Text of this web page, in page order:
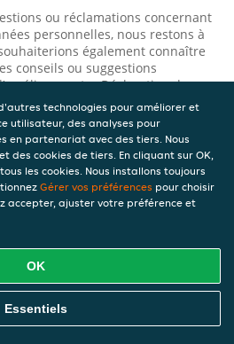
ou réclamations concernant
personnelles, nous restons à
également connaître
conseils ou suggestions
notre Déclaration de
données à caractère personnel
prenons les mesures
vos données à caractère
la perte, l’accès non
ne sont pas correctement
un usage abusif, veuillez
de confidentialité
technologies pour améliorer et
utilisateur, des analyses pour
en partenariat avec des tiers. Nous
des cookies de tiers. En cliquant sur OK,
les cookies. Nous installons toujours
Gérer vos préférences pour choisir
accepter, ajuster votre préférence et
OK
Essentiels